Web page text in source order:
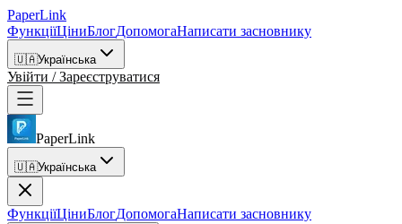
PaperLink
ФункціїЦіниБлогДопомогаНаписати засновнику
🇺🇦Українська
Увійти / Зареєструватися
PaperLink
🇺🇦Українська
ФункціїЦіниБлогДопомогаНаписати засновнику